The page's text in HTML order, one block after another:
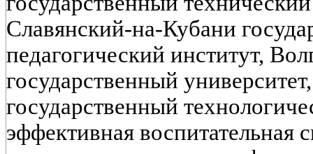
Славянский-на-Кубани
педагогический институт,
государственный
государственный
эффективная воспитательная